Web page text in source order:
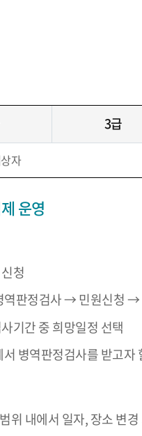
3급
자
운영
청
판정검사 → 민원신청 →
기간 중 희망일정 선택
병역판정검사를 받고자
위 내에서 일자, 장소 변경